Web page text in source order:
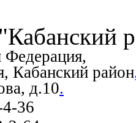
Федерация,
Кабанский район
д.10.
36